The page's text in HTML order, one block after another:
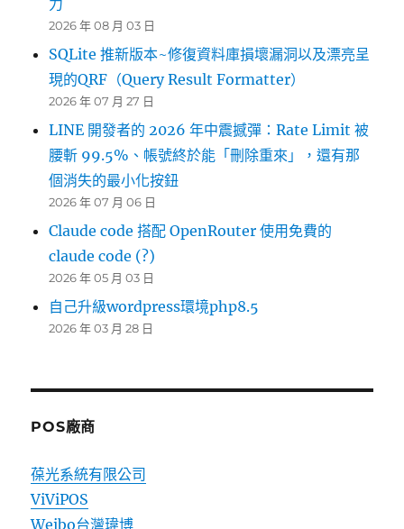
2026 年 08 月 03 日
SQLite 推新版本~修復資料庫損壞漏洞以及漂亮呈
現的QRF（Query Result Formatter）
2026 年 07 月 27 日
LINE 開發者的 2026 年中震撼彈：Rate Limit 被
腰斬 99.5%、帳號終於能「刪除重來」，還有那
個消失的最小化按鈕
2026 年 07 月 06 日
Claude code 搭配 OpenRouter 使用免費的
claude code (?)
2026 年 05 月 03 日
自己升級wordpress環境php8.5
2026 年 03 月 28 日
POS廠商
葆光系統有限公司
ViViPOS
Weibo台灣瑋博